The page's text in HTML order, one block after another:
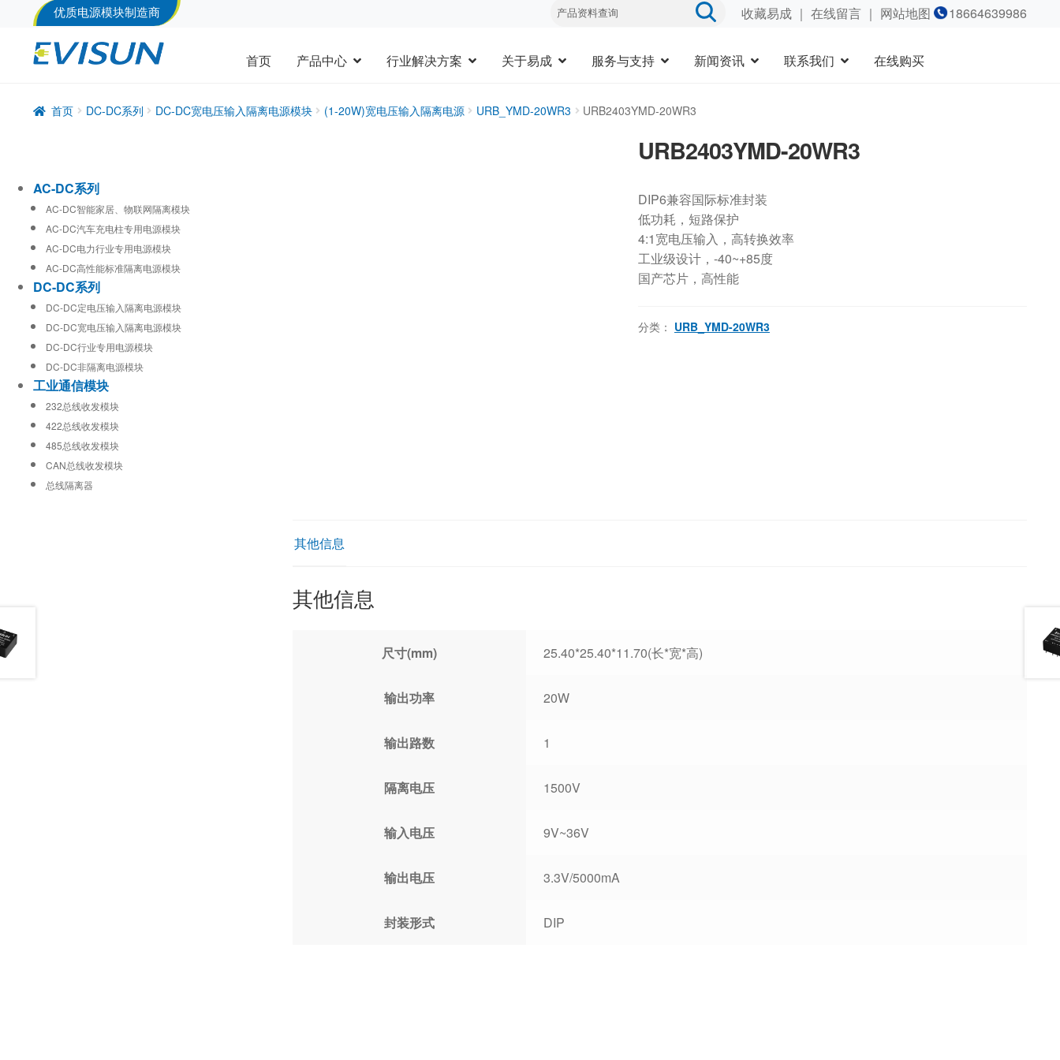
优质电源模块制造商 收藏易成｜ 在线留言｜ 网站地图 18664639986
首页 产品中心 行业解决方案 关于易成 服务与支持 新闻资讯 联系我们 在线购买
首页 DC-DC系列 DC-DC宽电压输入隔离电源模块 (1-20W)宽电压输入隔离电源 URB_YMD-20WR3 URB2403YMD-20WR3
URB2403YMD-20WR3
DIP6兼容国际标准封装
低功耗，短路保护
4:1宽电压输入，高转换效率
工业级设计，-40~+85度
国产芯片，高性能
分类： URB_YMD-20WR3
其他信息
其他信息
尺寸(mm) 25.40*25.40*11.70(长*宽*高)
输出功率 20W
输出路数 1
隔离电压 1500V
输入电压 9V~36V
输出电压 3.3V/5000mA
封装形式 DIP
AC-DC系列
AC-DC智能家居、物联网隔离模块
AC-DC汽车充电柱专用电源模块
AC-DC电力行业专用电源模块
AC-DC高性能标准隔离电源模块
DC-DC系列
DC-DC定电压输入隔离电源模块
DC-DC宽电压输入隔离电源模块
DC-DC行业专用电源模块
DC-DC非隔离电源模块
工业通信模块
232总线收发模块
422总线收发模块
485总线收发模块
CAN总线收发模块
总线隔离器